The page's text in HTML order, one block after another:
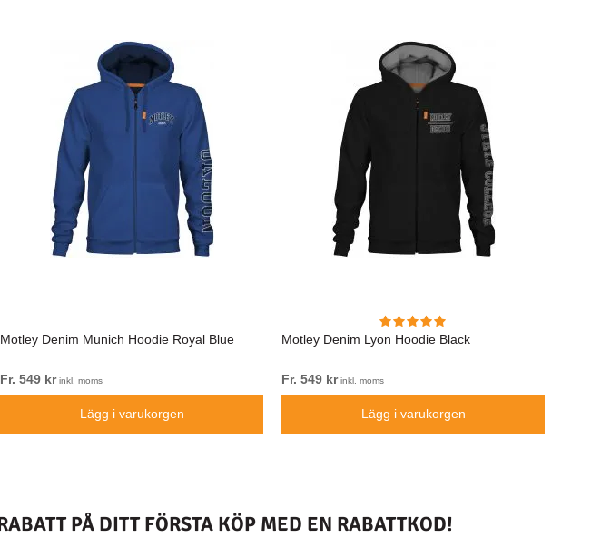
Motley Denim Munich Hoodie Royal Blue
Fr. 549 krinkl. moms
Lägg i varukorgen
Motley Denim Lyon Hoodie Black
Fr. 549 krinkl. moms
Lägg i varukorgen
PÅ DITT FÖRSTA KÖP MED EN RABATTKOD!